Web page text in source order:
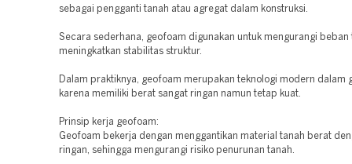
sebagai pengganti tanah atau agregat dalam konstruksi.
Secara sederhana, geofoam digunakan untuk mengurangi beban
meningkatkan stabilitas struktur.
Dalam praktiknya, geofoam merupakan teknologi modern dalam
karena memiliki berat sangat ringan namun tetap kuat.
Prinsip kerja geofoam:
Geofoam bekerja dengan menggantikan material tanah berat
ringan, sehingga mengurangi risiko penurunan tanah.